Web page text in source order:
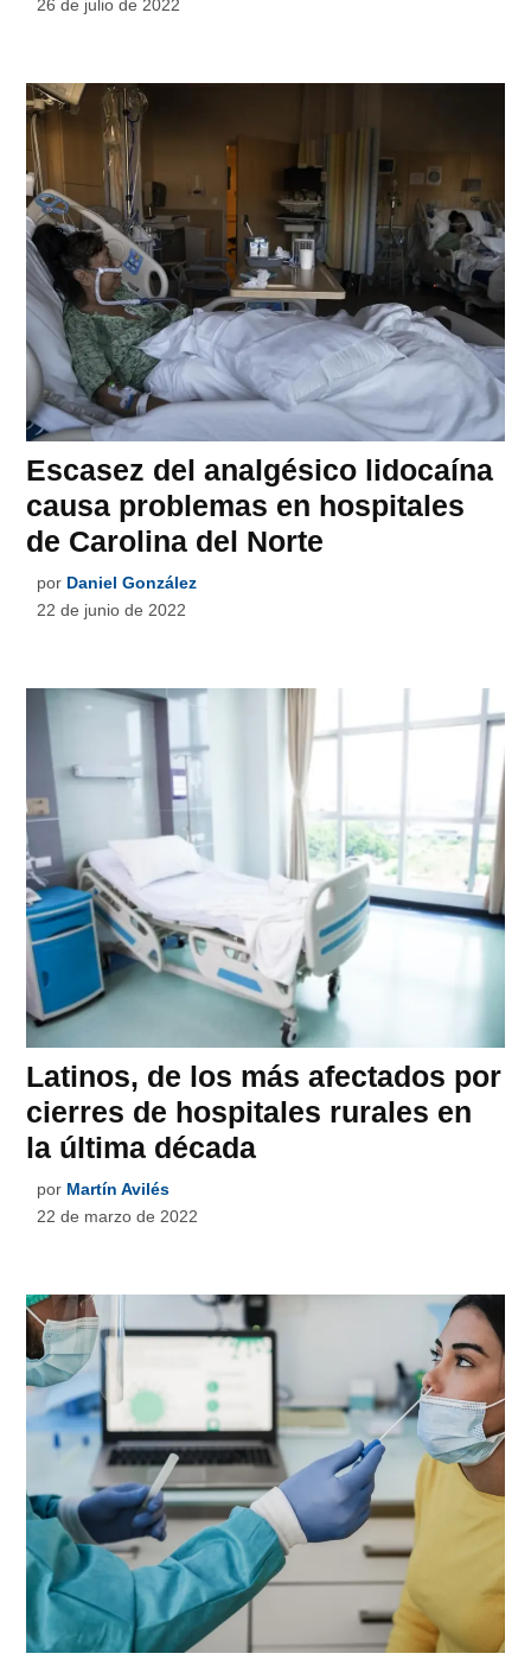
26 de julio de 2022
Escasez del analgésico lidocaína
causa problemas en hospitales
de Carolina del Norte
por Daniel González
22 de junio de 2022
Latinos, de los más afectados por
cierres de hospitales rurales en
la última década
por Martín Avilés
22 de marzo de 2022